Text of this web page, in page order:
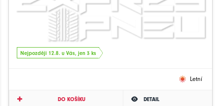
Nejpozději 12.8. u Vás, jen 3 ks
Letní
DO KOŠÍKU DETAIL